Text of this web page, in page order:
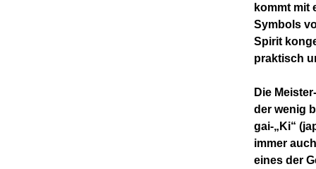
kommt mit
Symbols
Spirit
praktisch
Die
der wenig
gai-„Ki“
immer
eines der